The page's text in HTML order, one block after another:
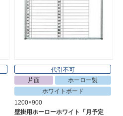
代引不可
片面
ホーロー製
ホワイトボード
1200×900
壁掛用ホーローホワイト「月予定